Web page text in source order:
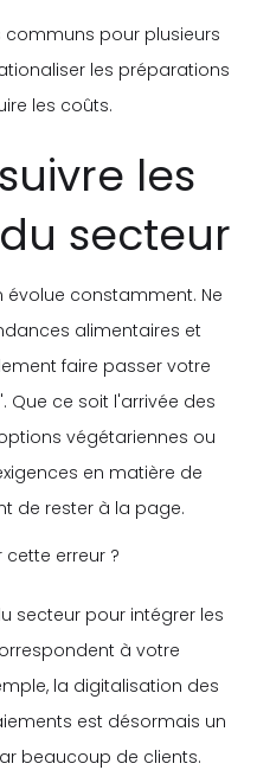
communs pour plusieurs
les préparations
les coûts.
les
secteur
constamment. Ne
alimentaires et
faire passer votre
Que ce soit l'arrivée des
végétariennes ou
en matière de
de rester à la page.
erreur ?
secteur pour intégrer les
à votre
la digitalisation des
est désormais un
beaucoup de clients.